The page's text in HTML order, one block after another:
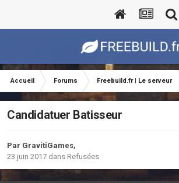
Accueil Forums Freebuild.fr | Le serveur
Candidatuer Batisseur
Par GravitiGames,
23 juin 2017 dans Refusées